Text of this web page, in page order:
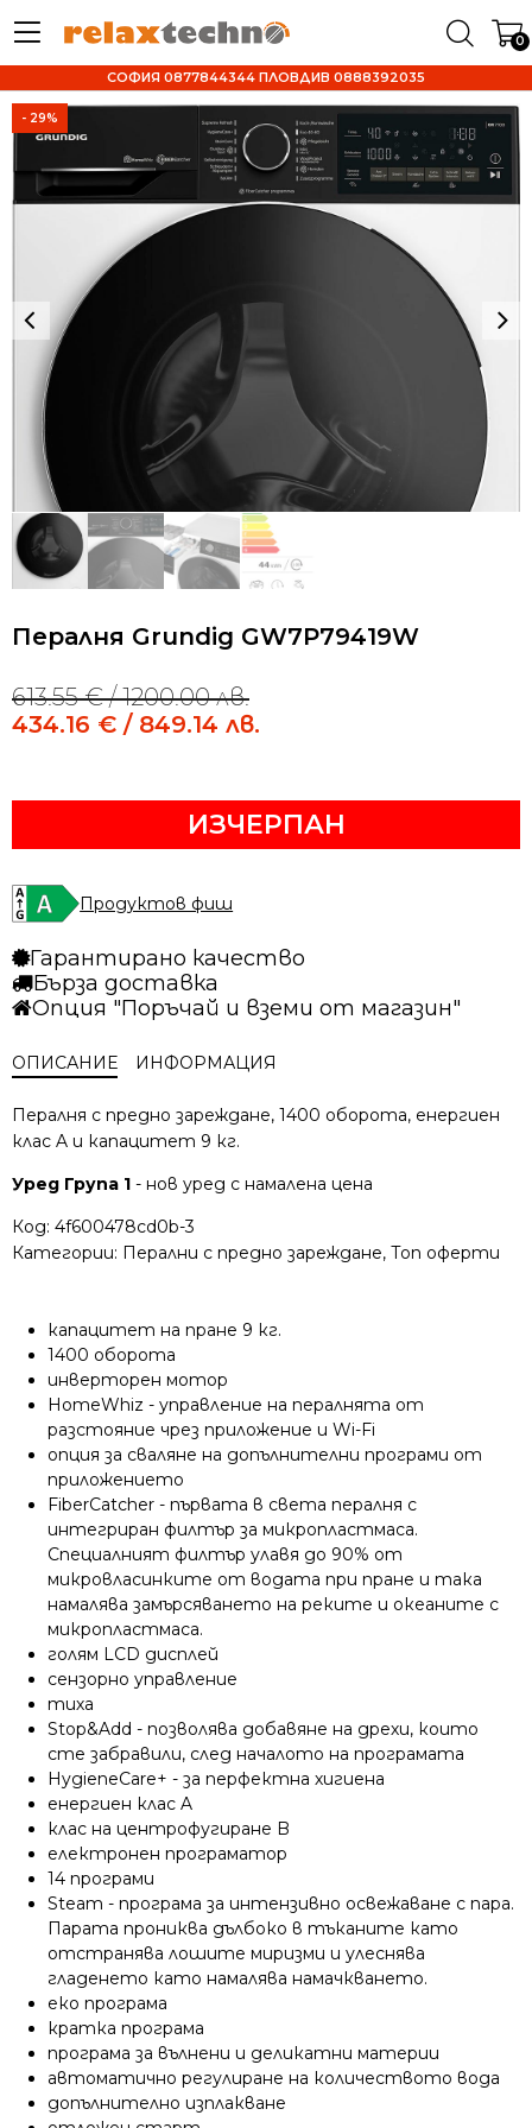
0
СОФИЯ 0877844344 ПЛОВДИВ 0888392035
- 29%
Пералня Grundig GW7P79419W
613.55€/ 1200.00 лв.
Original
price
/
434.16 € / 849.14 лв.
Current
price
/
ИЗЧЕРПАН
Продуктов фиш
Гарантирано качество
Бърза доставка
Опция "Поръчай и вземи от магазин"
ОПИСАНИЕ ИНФОРМАЦИЯ
Пералня с предно зареждане, 1400 оборота, енергиен
клас A и капацитет 9 кг.
Уред Група 1 - нов уред с намалена цена
Код: 4f600478cd0b-3
Категории: Перални с предно зареждане, Топ оферти
капацитет на пране 9 кг.
1400 оборота
инверторен мотор
HomeWhiz - управление на пералнята от
разстояние чрез приложение и Wi-Fi
опция за сваляне на допълнителни програми от
приложението
FiberCatcher - първата в света пералня с
интегриран филтър за микропластмаса.
Специалният филтър улавя до 90% от
микровласинките от водата при пране и така
намалява замърсяването на реките и океаните с
микропластмаса.
голям LCD дисплей
сензорно управление
тиха
Stop&Add - позволява добавяне на дрехи, които
сте забравили, след началото на програмата
HygieneCare+ - за перфектна хигиена
енергиен клас A
клас на центрофугиране B
електронен програматор
14 програми
Steam - програма за интензивно освежаване с пара.
Парата прониква дълбоко в тъканите като
отстранява лошите миризми и улеснява
гладенето като намалява намачкването.
еко програма
кратка програма
програма за вълнени и деликатни материи
автоматично регулиране на количеството вода
допълнително изплакване